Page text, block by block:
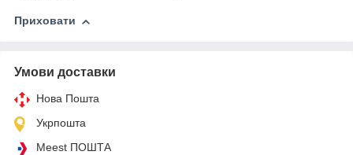
Приховати
Умови доставки
Нова Пошта
Укрпошта
Meest ПОШТА